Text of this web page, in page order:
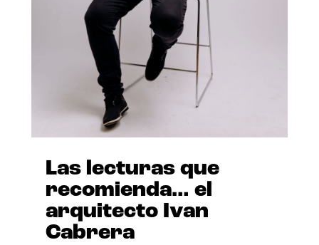
Las lecturas que
recomienda… el
arquitecto Ivan
Cabrera